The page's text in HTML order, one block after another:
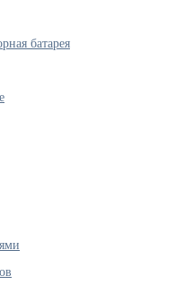
батарея